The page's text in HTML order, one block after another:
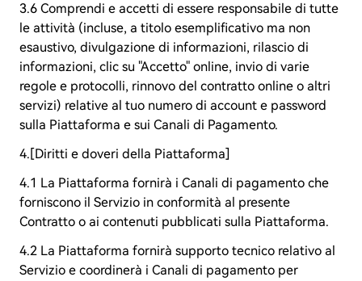
3.6 Comprendi e accetti di essere responsabile di tutte
le attività (incluse, a titolo esemplificativo ma non
esaustivo, divulgazione di informazioni, rilascio di
informazioni, clic su "Accetto" online, invio di varie
regole e protocolli, rinnovo del contratto online o altri
servizi) relative al tuo numero di account e password
sulla Piattaforma e sui Canali di Pagamento.
4.[Diritti e doveri della Piattaforma]
4.1 La Piattaforma fornirà i Canali di pagamento che
forniscono il Servizio in conformità al presente
Contratto o ai contenuti pubblicati sulla Piattaforma.
4.2 La Piattaforma fornirà supporto tecnico relativo al
Servizio e coordinerà i Canali di pagamento per